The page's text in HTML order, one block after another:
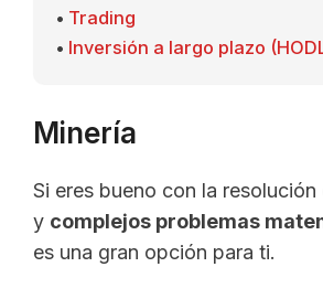
Trading
Inversión a largo plazo
Minería
Si eres bueno con la
y complejos problemas
es una gran opción para ti.